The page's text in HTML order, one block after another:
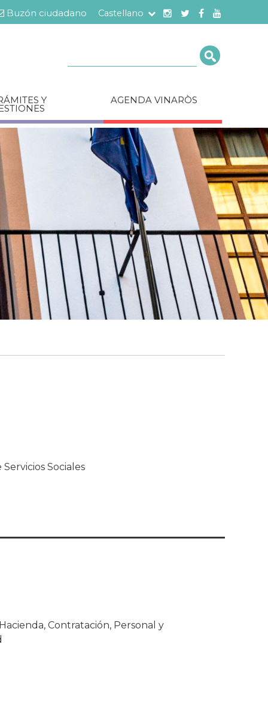
Buzón ciudadano Castellano
Y AGENDA VINARÒS
Sociales
Contratación, Personal y